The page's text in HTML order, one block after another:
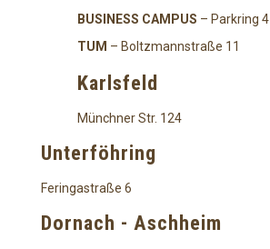
BUSINESS CAMPUS – Parkring 4
TUM – Boltzmannstraße 11
Karlsfeld
Münchner Str. 124
Unterföhring
Feringastraße 6
Dornach - Aschheim